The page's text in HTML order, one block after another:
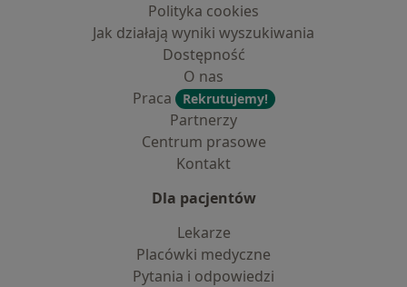
Polityka cookies
Jak działają wyniki wyszukiwania
Dostępność
O nas
Praca
Rekrutujemy!
Partnerzy
Centrum prasowe
Kontakt
Dla pacjentów
Lekarze
Placówki medyczne
Pytania i odpowiedzi